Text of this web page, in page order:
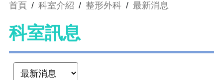
首頁 / 科室介紹 / 整形外科 / 最新消息
科室訊息